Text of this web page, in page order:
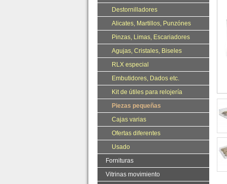
Destornilladores
Alicates, Martillos, Punzónes
Pinzas, Limas, Escariadores
Agujas, Cristales, Biseles
RLX especial
Embutidores, Dados etc.
Kit de útiles para relojería
Piezas pequeñas
Cajas varias
Ofertas diferentes
Usado
Fornituras
Vitrinas movimiento